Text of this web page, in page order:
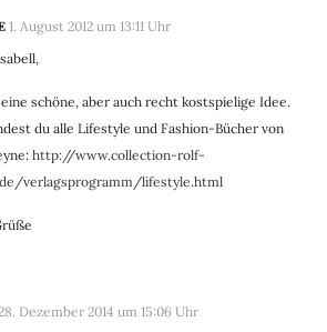
1. August 2012 um 13:11 Uhr
schöne, aber auch recht kostspielige Idee.
du alle Lifestyle und Fashion-Bücher von
http://www.collection-rolf-
verlagsprogramm/lifestyle.html
Dezember 2014 um 15:06 Uhr